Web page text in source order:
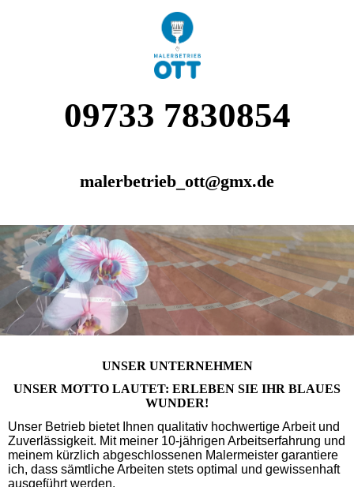
09733 7830854
malerbetrieb_ott@gmx.de
UNSER UNTER­NEHMEN
UNSER MOTTO LAUTET: ERLEBEN SIE IHR BLAUES
WUNDER!
Unser Betrieb bietet Ihnen quali­tativ hoch­wertige Arbeit und
Zuver­lässig­keit. Mit meiner 10-jährigen Arbeits­erfahrung und
meinem kürzlich abge­schlossenen Maler­meister garan­tiere
ich, dass sämt­liche Arbei­ten stets optimal und gewissen­haft
ausgeführt werden.